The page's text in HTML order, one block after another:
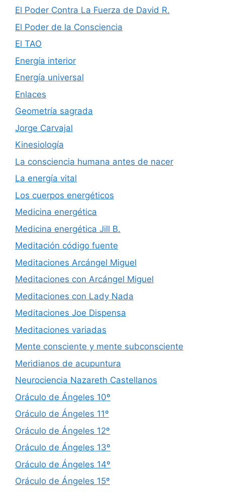
El Poder Contra La Fuerza de David R.
El Poder de la Consciencia
El TAO
Energía interior
Energía universal
Enlaces
Geometría sagrada
Jorge Carvajal
Kinesiología
La consciencia humana antes de nacer
La energía vital
Los cuerpos energéticos
Medicina energética
Medicina energética Jill B.
Meditación código fuente
Meditaciones Arcángel Miguel
Meditaciones con Arcángel Miguel
Meditaciones con Lady Nada
Meditaciones Joe Dispensa
Meditaciones variadas
Mente consciente y mente subconsciente
Meridianos de acupuntura
Neurociencia Nazareth Castellanos
Oráculo de Ángeles 10º
Oráculo de Ángeles 11º
Oráculo de Ángeles 12º
Oráculo de Ángeles 13º
Oráculo de Ángeles 14º
Oráculo de Ángeles 15º